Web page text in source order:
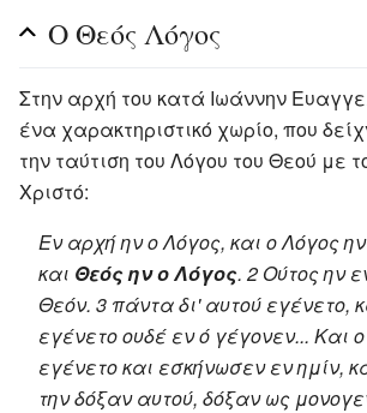
Ο Θεός Λόγος
Στην αρχή του κατά Ιωάννην
ένα χαρακτηριστικό χωρίο, που
την ταύτιση του Λόγου του Θεού με
Χριστό:
Εν αρχή ην ο Λόγος, και ο Λόγος
και Θεός ην ο Λόγος. 2 Ούτος ην
Θεόν. 3 πάντα δι' αυτού εγένετο,
εγένετο ουδέ εν ό γέγονεν... Και
εγένετο και εσκήνωσεν εν ημίν,
την δόξαν αυτού, δόξαν ως